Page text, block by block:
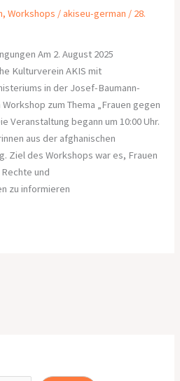
,Workshops /akiseu-german / 28.
Am 2. August 2025
Kulturverein AKIS mit
in der Josef-Baumann-
zum Thema „Frauen gegen
Veranstaltung begann um 10:00 Uhr.
aus der afghanischen
Ziel des Workshops war es, Frauen
und
zu informieren